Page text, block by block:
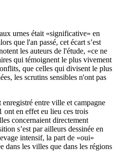
urnes était «significative» en
que l'an passé, cet écart s’est
les auteurs de l'étude, «ce ne
qui témoignent le plus vivement
que celles qui divisent le plus
les scrutins sensibles n'ont pas
entre ville et campagne
ont en effet eu lieu ces trois
concernaient directement
s’est par ailleurs dessinée en
intensif, la part de «oui»
dans les villes que dans les régions